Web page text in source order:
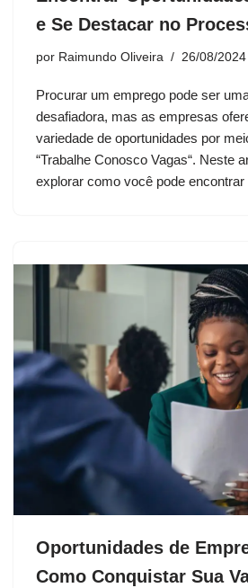
e Se Destacar no
por Raimundo Oliveira 26/08/2024
Procurar um emprego pode ser
desafiadora, mas as empresas
variedade de oportunidades por
“Trabalhe Conosco Vagas“. Neste
explorar como você pode
Oportunidades de
Como Conquistar Sua